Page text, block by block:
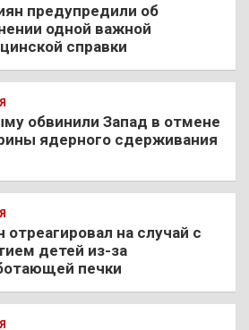
предупредили об
одной важной
справки
обвинили Запад в отмене
ядерного сдерживания
отреагировал на случай с
детей из-за
печки